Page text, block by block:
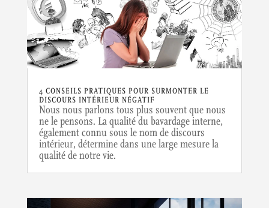
4 CONSEILS PRATIQUES POUR SURMONTER LE
DISCOURS INTÉRIEUR NÉGATIF
Nous nous parlons tous plus souvent que nous
ne le pensons. La qualité du bavardage interne,
également connu sous le nom de discours
intérieur, détermine dans une large mesure la
qualité de notre vie.